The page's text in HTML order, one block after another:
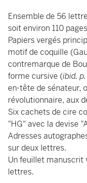
Ensemble de 56
soit environ 110
Papiers vergés
motif de coquille
contremarque de
forme cursive (ibid.
en-tête de sénateur,
révolutionnaire, aux
Six cachets de cire
"HG" avec la devise
Adresses
sur deux lettres.
Un feuillet manuscrit
lettres.